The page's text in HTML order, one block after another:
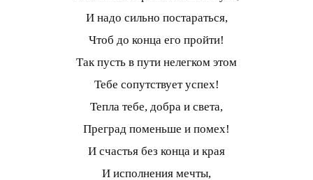
И надо сильно постараться,
Чтоб до конца его пройти!
Так пусть в пути нелегком этом
Тебе сопутствует успех!
Тепла тебе, добра и света,
Преград поменьше и помех!
И счастья без конца и края
И исполнения мечты,